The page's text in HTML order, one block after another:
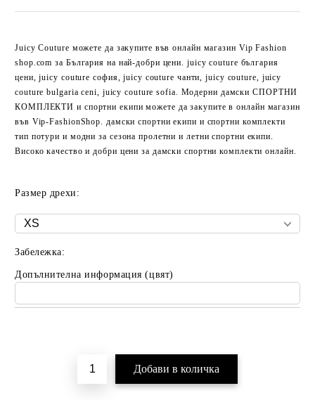
Juicy Couture можете да закупите във онлайн магазин Vip Fashion
shop.com за България на най-добри цени. juicy couture българия
цени, juicy couture софия, juicy couture чанти, juicy couture, juicy
couture bulgaria ceni, juicy couture sofia. Модерни дамски СПОРТНИ
КОМПЛЕКТИ и спортни екипи можете да закупите в онлайн магазин
във Vip-FashionShop. дамски спортни екипи и спортни комплекти
тип потури и модни за сезона пролетни и летни спортни екипи.
Високо качество и добри цени за дамски спортни комплекти онлайн.
Размер дрехи:
Забележка:
Допълнителна информация (цвят)